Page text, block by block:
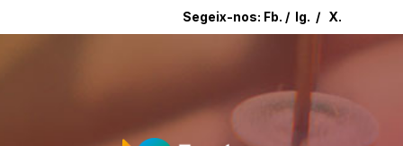
Segeix-nos: Fb. / Ig. / X.